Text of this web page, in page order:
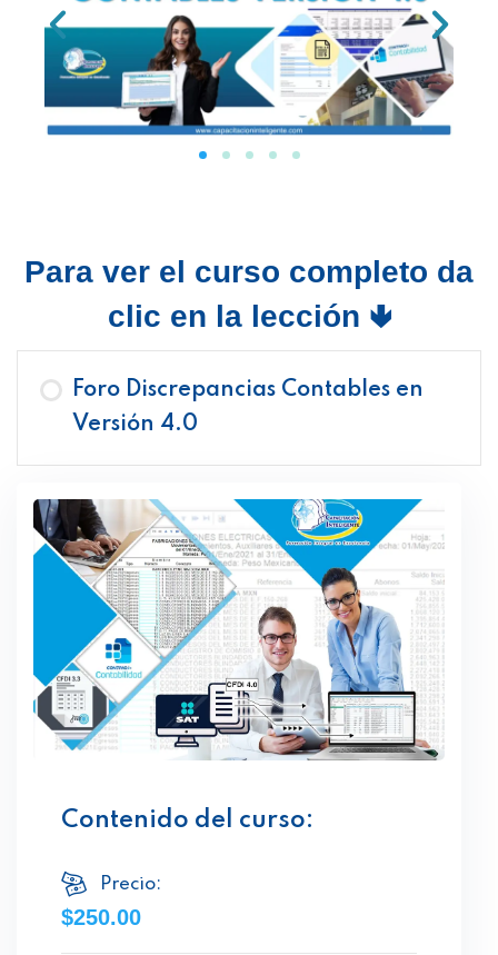
Para ver el curso completo da
clic en la lección 🢃
Foro Discrepancias Contables en
Versión 4.0
Contenido del curso:
Precio:
$250.00